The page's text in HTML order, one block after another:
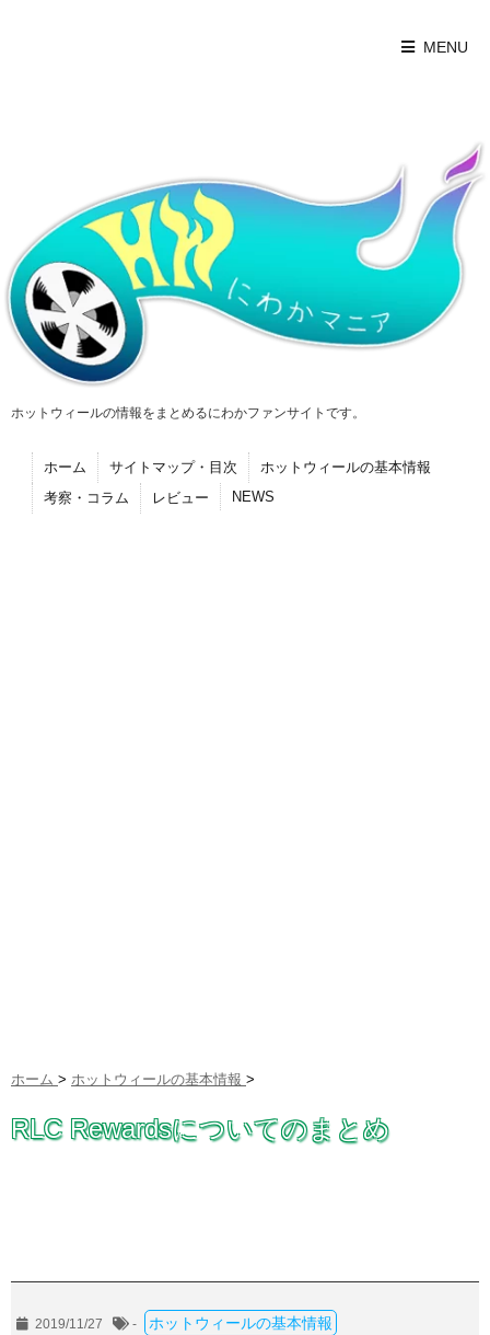
MENU
ホットウィールの情報をまとめるにわかファンサイトです。
ホーム サイトマップ・目次
ホットウィールの基本情報
考察・コラム
レビュー NEWS
ホーム > ホットウィールの基本情報 >
RLC Rewardsについてのまとめ
2019/11/27 - ホットウィールの基本情報